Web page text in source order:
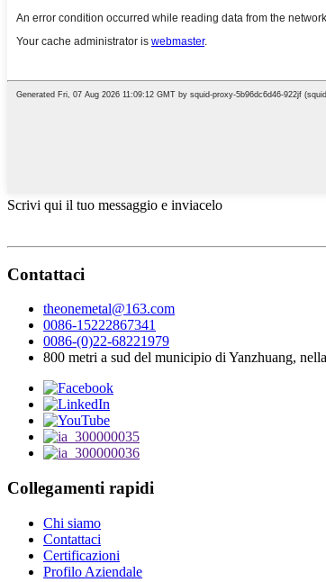
Scrivi qui il tuo messaggio e inviacelo
Contattaci
theonemetal@163.com
0086-15222867341
0086-(0)22-68221979
800 metri a sud del municipio di Yanzhuang,
Collegamenti rapidi
Chi siamo
Contattaci
Certificazioni
Profilo Aziendale